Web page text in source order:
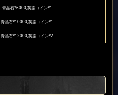
青晶石*6000,英霊コイン*1
青晶石*10000,英霊コイン*1
青晶石*12000,英霊コイン*2